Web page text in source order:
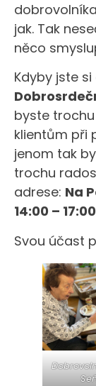
jak. Tak
něco
Kdyby jste
byste
klientům při
jenom tak
trochu
adrese: Na
14:00 –
Svou účast